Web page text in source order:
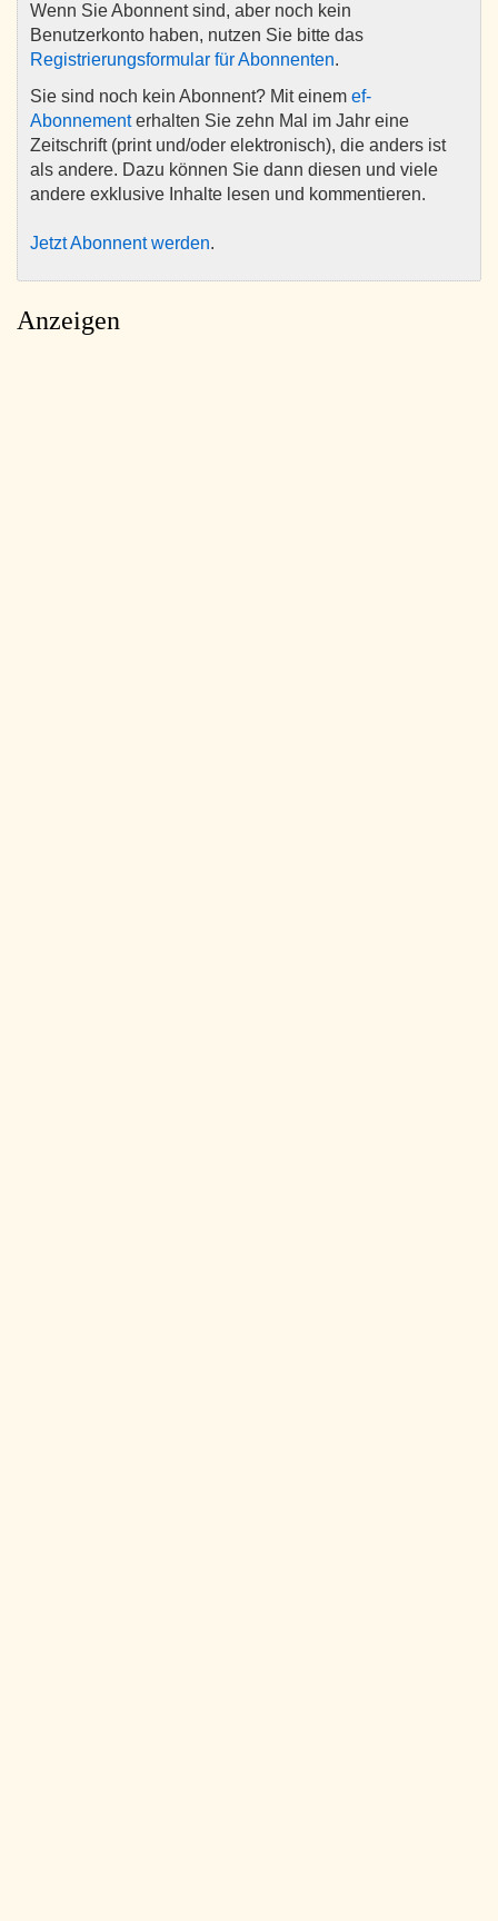
Wenn Sie Abonnent sind, aber noch kein
Benutzerkonto haben, nutzen Sie bitte das
Registrierungsformular für Abonnenten.
Sie sind noch kein Abonnent? Mit einem ef-
Abonnementerhalten Sie zehn Mal im Jahr eine
Zeitschrift (print und/oder elektronisch), die anders ist
als andere. Dazu können Sie dann diesen und viele
andere exklusive Inhalte lesen und kommentieren.
Jetzt Abonnent werden.
Anzeigen